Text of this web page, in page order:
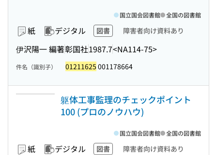
紙 デジタル 図書 障害者向け資料あり
伊沢陽一 編著彰国社1987.7<NA114-75>
国立国会図書館 全国の図書館
件名（識別子） 01211625 001178664
躯体工事監理のチェックポイント
100 (プロのノウハウ)
紙 デジタル 図書 障害者向け資料あり
国立国会図書館 全国の図書館